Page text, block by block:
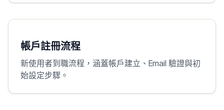
帳戶註冊流程
新使用者到職流程，涵蓋帳戶建立、Email 驗證與初
始設定步驟。